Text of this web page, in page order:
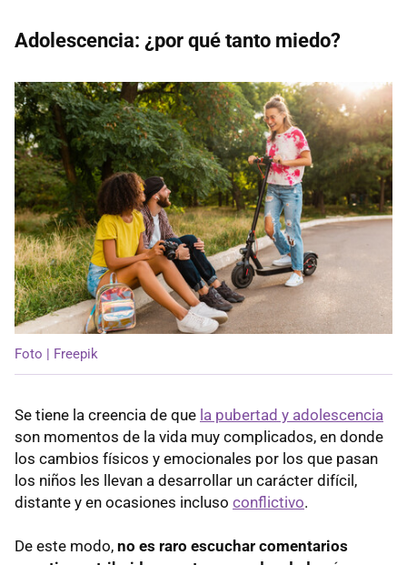
Adolescencia: ¿por qué tanto miedo?
Foto | Freepik
Se tiene la creencia de que la pubertad y adolescencia
son momentos de la vida muy complicados, en donde
los cambios físicos y emocionales por los que pasan
los niños les llevan a desarrollar un carácter difícil,
distante y en ocasiones incluso conflictivo.
De este modo, no es raro escuchar comentarios